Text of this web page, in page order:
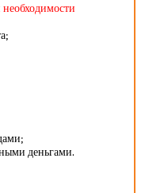
деньгами.